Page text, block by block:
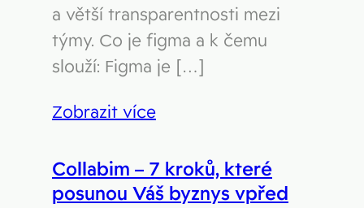
a větší transparentnosti mezi
týmy. Co je figma a k čemu
slouží: Figma je […]
Zobrazit více
Collabim – 7 kroků, které
posunou Váš byznys vpřed